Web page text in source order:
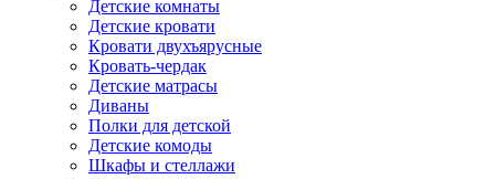
Детские комнаты
Детские кровати
Кровати двухъярусные
Кровать-чердак
Детские матрасы
Диваны
Полки для детской
Детские комоды
Шкафы и стеллажи